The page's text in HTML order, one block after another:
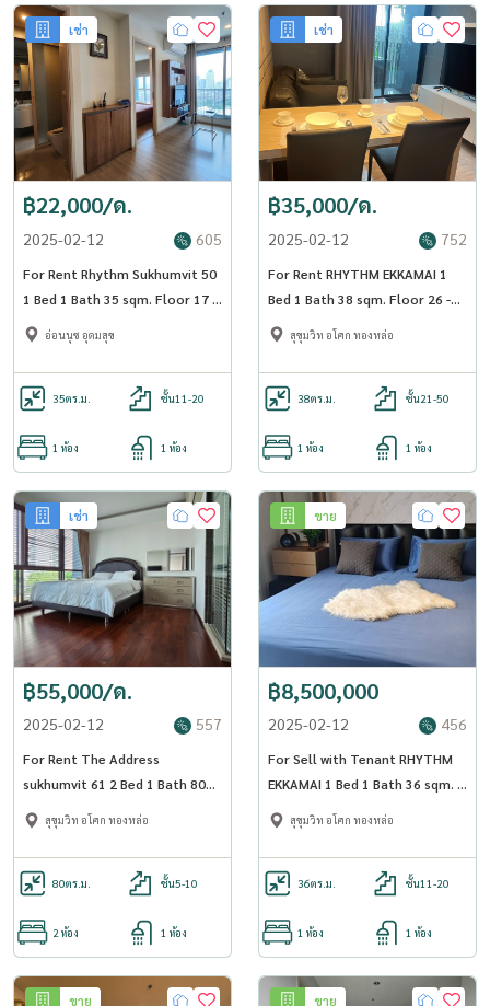
เช่า
฿22,000/ด.
2025-02-12 605
For Rent Rhythm Sukhumvit 50
1 Bed 1 Bath 35 sqm. Floor 17 -
OJ_184_RT50
อ่อนนุช อุดมสุข
35ตร.ม. ชั้น11-20
1 ห้อง 1 ห้อง
เช่า
฿35,000/ด.
2025-02-12 752
For Rent RHYTHM EKKAMAI 1
Bed 1 Bath 38 sqm. Floor 26 -
OJ_183_RTEK
สุขุมวิท อโศก ทองหล่อ
38ตร.ม. ชั้น21-50
1 ห้อง 1 ห้อง
เช่า
฿55,000/ด.
2025-02-12 557
For Rent The Address
sukhumvit 61 2 Bed 1 Bath 80
sqm. - OJ_120_AD61
สุขุมวิท อโศก ทองหล่อ
80ตร.ม. ชั้น5-10
2 ห้อง 1 ห้อง
ขาย
฿8,500,000
2025-02-12 456
For Sell with Tenant RHYTHM
EKKAMAI 1 Bed 1 Bath 36 sqm. -
OJ_139_RTEK
สุขุมวิท อโศก ทองหล่อ
36ตร.ม. ชั้น11-20
1 ห้อง 1 ห้อง
ขาย ขาย